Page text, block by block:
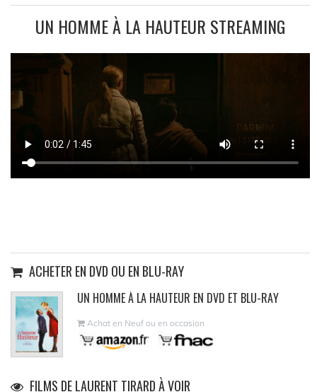
UN HOMME À LA HAUTEUR STREAMING
ACHETER EN DVD OU EN BLU-RAY
UN HOMME À LA HAUTEUR EN DVD ET BLU-RAY
Achat en Neuf ou en occasion
FILMS DE LAURENT TIRARD À VOIR